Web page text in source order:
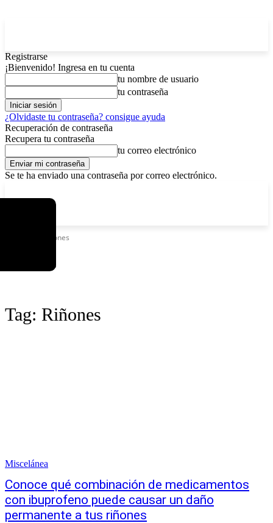
Registrarse
¡Bienvenido! Ingresa en tu cuenta
tu nombre de usuario
tu contraseña
¿Olvidaste tu contraseña? consigue ayuda
Recuperación de contraseña
Recupera tu contraseña
tu correo electrónico
Se te ha enviado una contraseña por correo electrónico.
Riñones
Tag: Riñones
Miscelánea
Conoce qué combinación de medicamentos
con ibuprofeno puede causar un daño
permanente a tus riñones